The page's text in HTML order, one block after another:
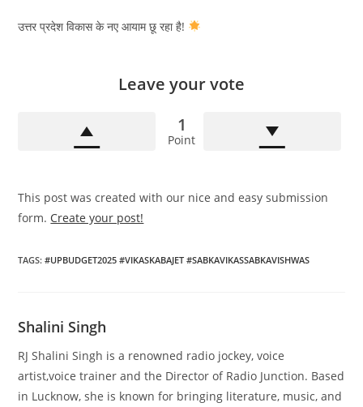
उत्तर प्रदेश विकास के नए आयाम छू रहा है!
Leave your vote
1
Point
This post was created with our nice and easy submission
form. Create your post!
TAGS:#UPBUDGET2025 #VIKASKABAJET #SABKAVIKASSABKAVISHWAS
Shalini Singh
RJ Shalini Singh is a renowned radio jockey, voice
artist,voice trainer and the Director of Radio Junction. Based
in Lucknow, she is known for bringing literature, music, and